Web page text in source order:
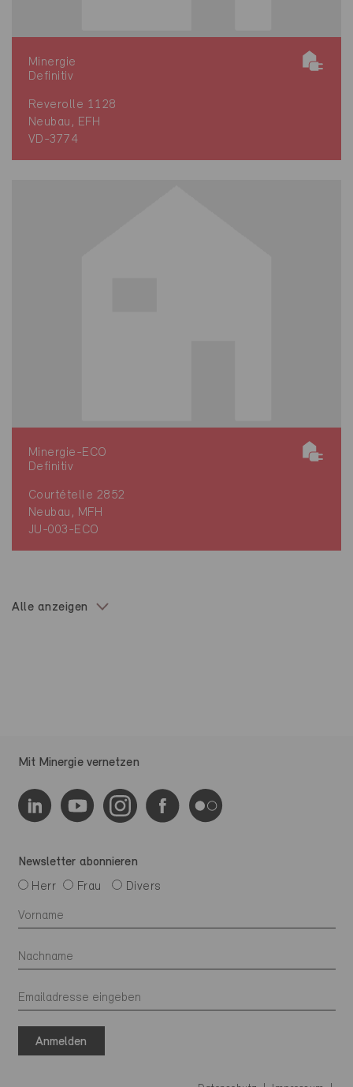
Minergie
Definitiv
Reverolle 1128
Neubau, EFH
VD-3774
Minergie-ECO
Definitiv
Courtételle 2852
Neubau, MFH
JU-003-ECO
Alle anzeigen
Mit Minergie vernetzen
Newsletter abonnieren
Herr
Frau Divers
Anmelden